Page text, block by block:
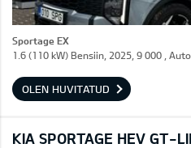
Sportage EX
1.6 (110 kW) Bensiin, 2025, 9 000 ,
OLEN HUVITATUD
KIA SPORTAGE HEV GT-